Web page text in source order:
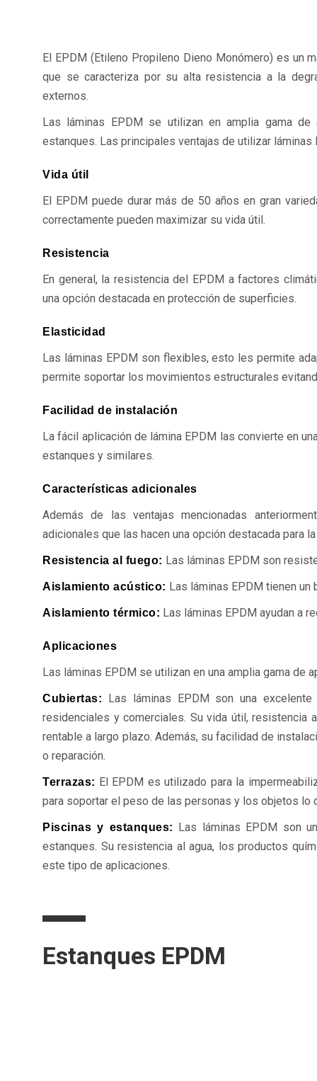
El EPDM (Etileno Propileno Dieno Monómero) es un
que se caracteriza por su alta resistencia a la
externos.
Las láminas EPDM se utilizan en amplia gama
estanques. Las principales ventajas de utilizar
Vida útil
El EPDM puede durar más de 50 años en gran
correctamente pueden maximizar su vida útil.
Resistencia
En general, la resistencia del EPDM a factores
una opción destacada en protección de superficies.
Elasticidad
Las láminas EPDM son flexibles, esto les permite
permite soportar los movimientos estructurales
Facilidad de instalación
La fácil aplicación de lámina EPDM las convierte en
estanques y similares.
Características adicionales
Además de las ventajas mencionadas
adicionales que las hacen una opción destacada para
Resistencia al fuego: Las láminas EPDM son
Aislamiento acústico: Las láminas EPDM tienen
Aislamiento térmico: Las láminas EPDM ayudan a
Aplicaciones
Las láminas EPDM se utilizan en una amplia gama de
Cubiertas:
Las láminas EPDM son una
residenciales y comerciales. Su vida útil, resistencia
rentable a largo plazo. Además, su facilidad de
o reparación.
Terrazas: El EPDM es utilizado para la
para soportar el peso de las personas y los objetos lo
Piscinas y estanques:
Las láminas EPDM son
estanques. Su resistencia al agua, los productos
este tipo de aplicaciones.
Estanques EPDM